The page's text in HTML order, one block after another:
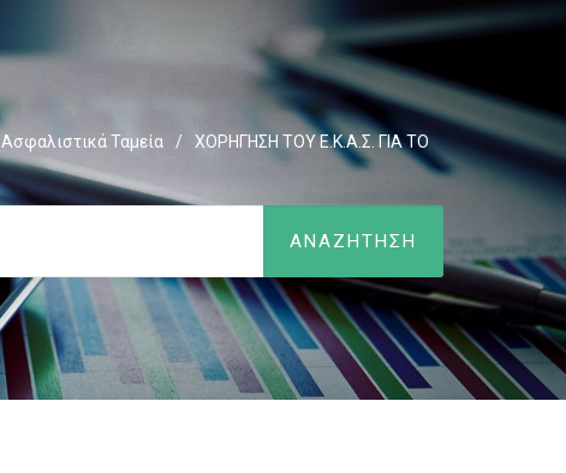
Ασφαλιστικά Ταμεία /
ΧΟΡΗΓΗΣΗ ΤΟΥ Ε.Κ.Α.Σ. ΓΙΑ ΤΟ